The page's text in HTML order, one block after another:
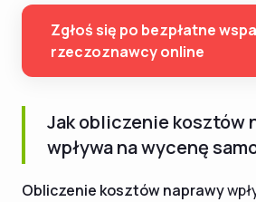
Zgłoś się po bezpłatne
rzeczoznawcy online
Jak obliczenie kosztów
wpływa na wycenę
Obliczenie kosztów naprawy